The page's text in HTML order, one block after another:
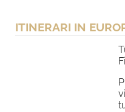
ITINERARI IN